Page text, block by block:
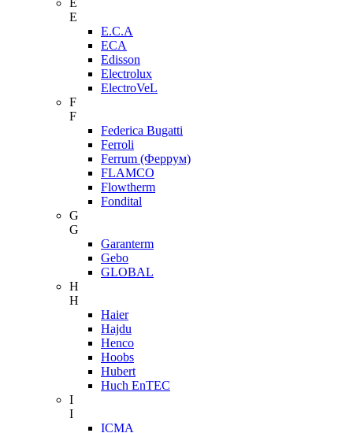
E
E
E.C.A
ECA
Edisson
Electrolux
ElectroVeL
F
F
Federica Bugatti
Ferroli
Ferrum (Феррум)
FLAMCO
Flowtherm
Fondital
G
G
Garanterm
Gebo
GLOBAL
H
H
Haier
Hajdu
Henco
Hoobs
Hubert
Huch EnTEC
I
I
ICMA